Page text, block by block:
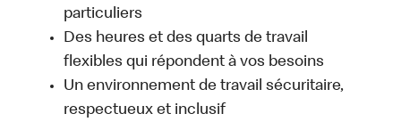
particuliers
Des heures et des quarts de travail
flexibles qui répondent à vos besoins
Un environnement de travail sécuritaire,
respectueux et inclusif